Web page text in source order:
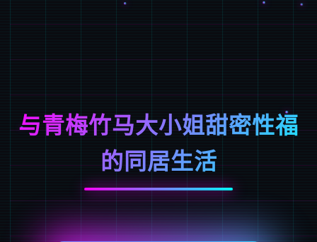
与青梅竹马大小姐甜密性福
的同居生活